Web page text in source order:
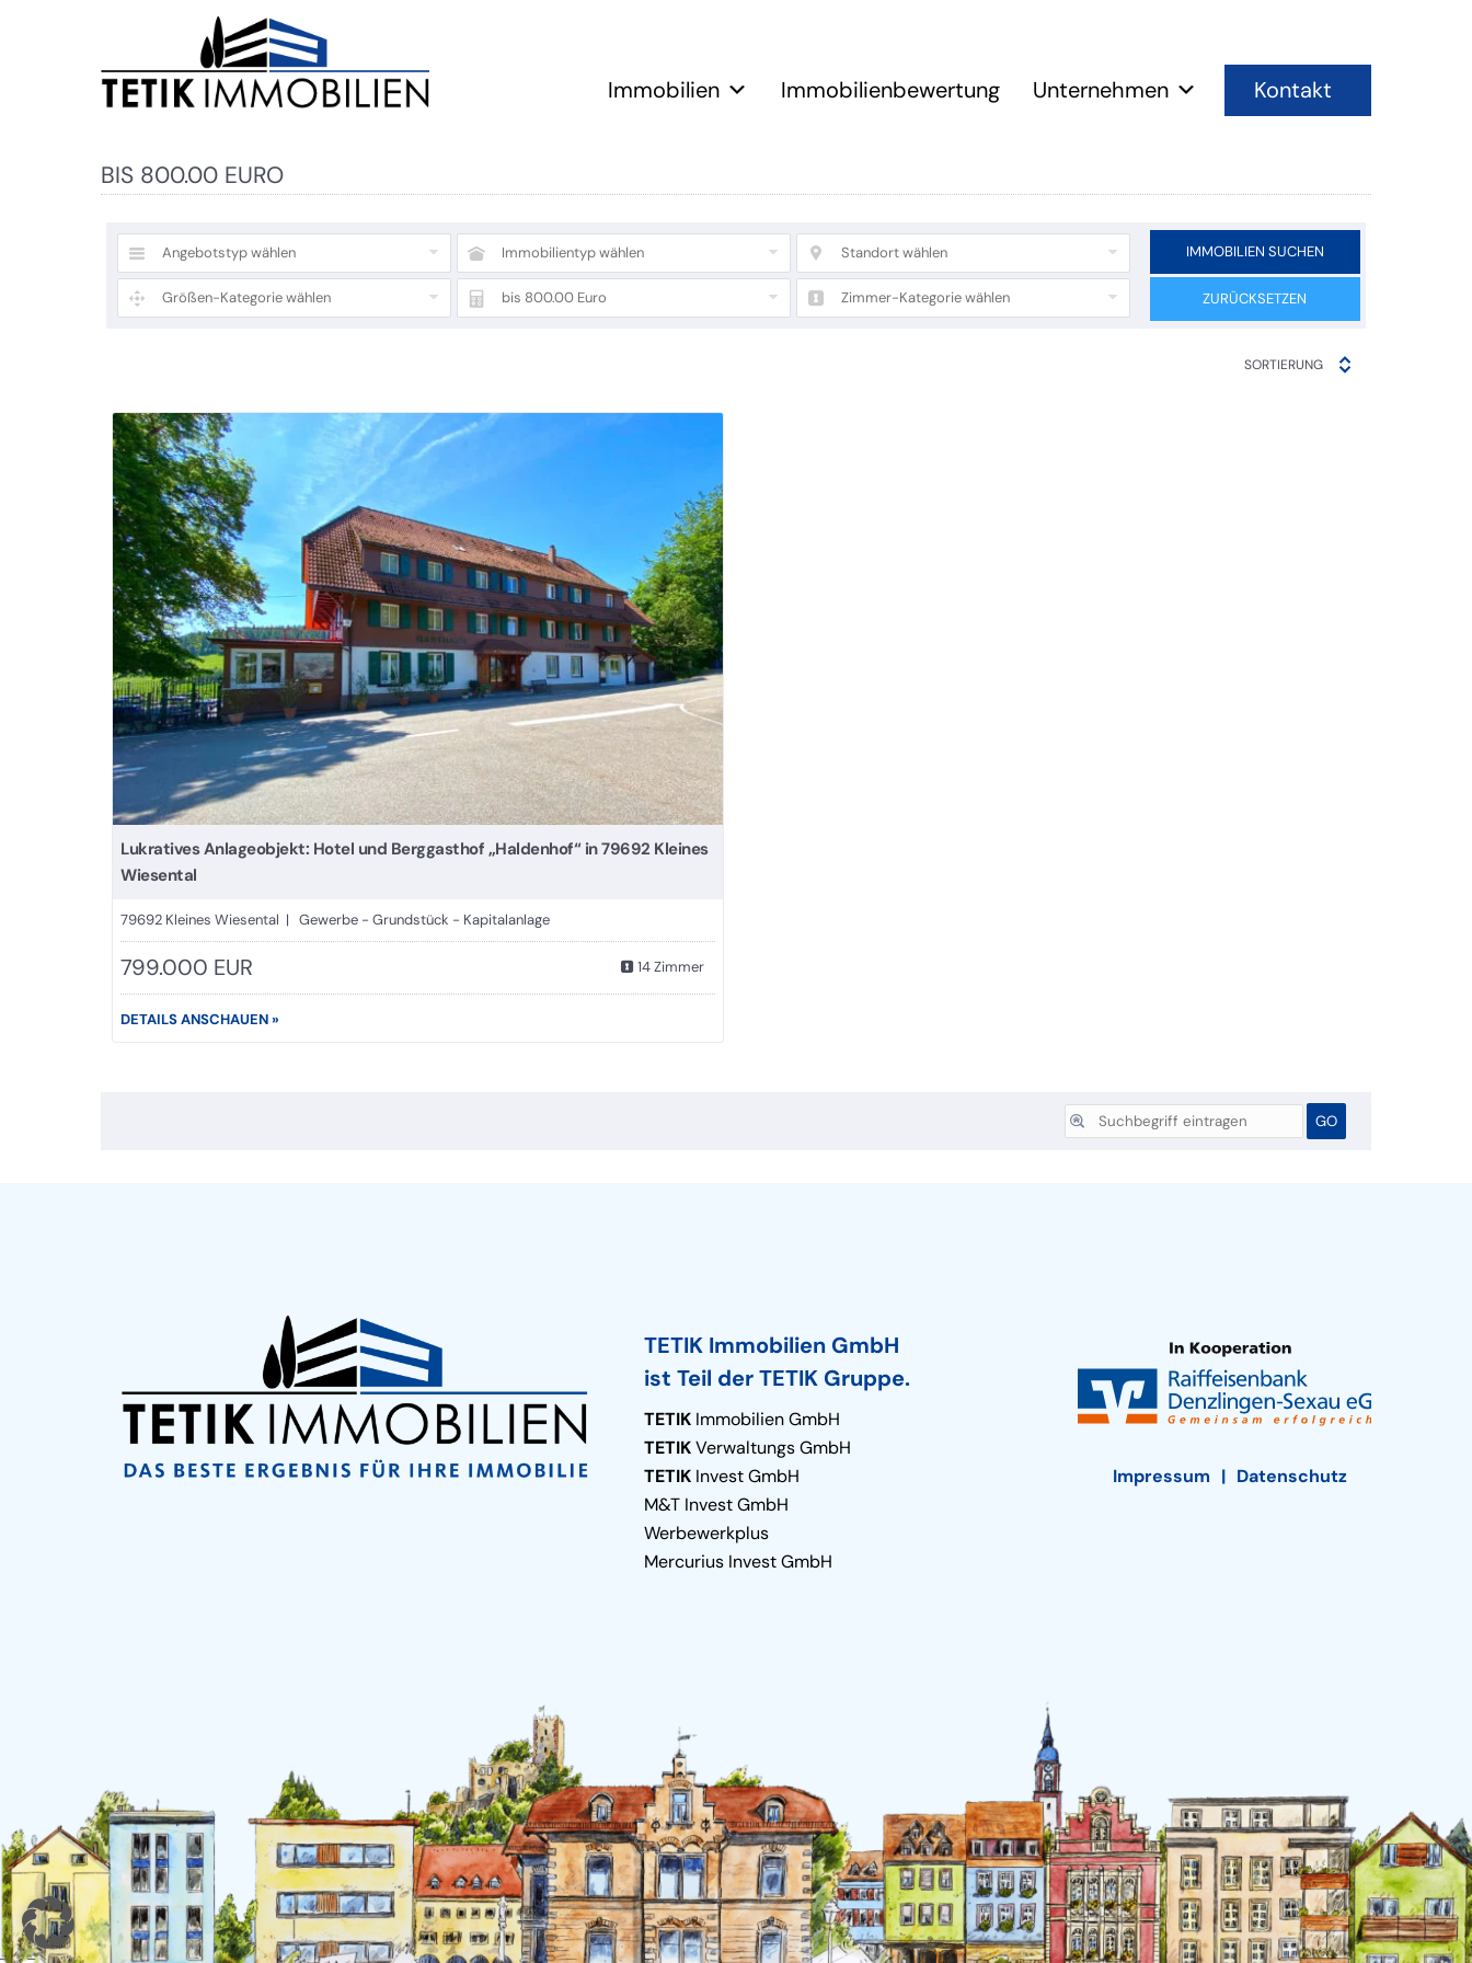
Immobilien Immobilienbewertung Unternehmen Kontakt
BIS 800.00 EURO
Angebotstyp wählen Immobilientyp wählen Standort wählen
Größen-Kategorie wählen bis 800.00 Euro Zimmer-Kategorie wählen
IMMOBILIEN SUCHEN
ZURÜCKSETZEN
SORTIERUNG
Lukratives Anlageobjekt: Hotel und Berggasthof „Haldenhof“ in 79692 Kleines
Wiesental
79692 Kleines Wiesental | Gewerbe - Grundstück - Kapitalanlage
799.000 EUR 14 Zimmer
DETAILS ANSCHAUEN »
TETIK Immobilien GmbH
ist Teil der TETIK Gruppe.
TETIKImmobilien GmbH
TETIKVerwaltungs GmbH
TETIKInvest GmbH
M&T Invest GmbH
Werbewerkplus
Mercurius Invest GmbH
Impressum Datenschutz